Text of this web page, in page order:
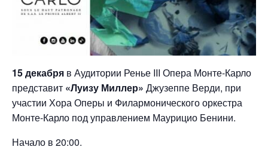
15 декабря в Аудитории Ренье III Опера Монте-Карло
представит «Луизу Миллер» Джузеппе Верди, при
участии Хора Оперы и Филармонического оркестра
Монте-Карло под управлением Маурицио Бенини.
Начало в 20:00.